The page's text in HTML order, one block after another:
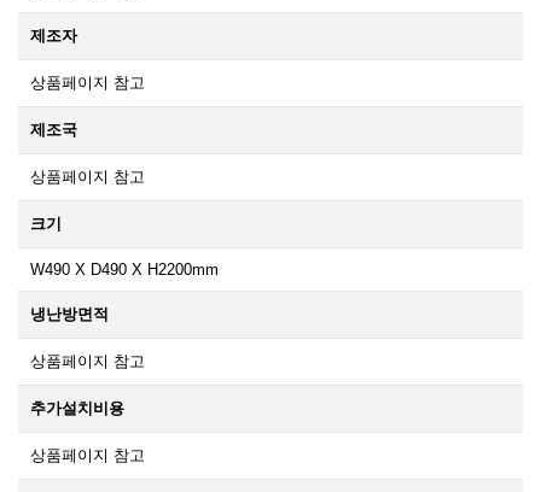
제조자
상품페이지 참고
제조국
상품페이지 참고
크기
W490 X D490 X H2200mm
냉난방면적
상품페이지 참고
추가설치비용
상품페이지 참고